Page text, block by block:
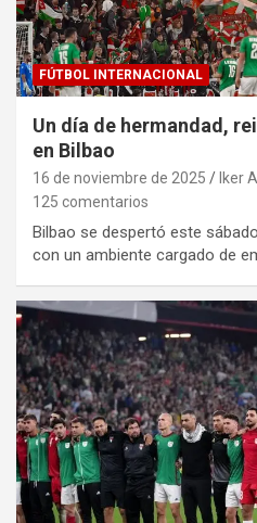
FÚTBOL INTERNACIONAL
Un día de hermandad,
en Bilbao
16 de noviembre de 2025
Iker
125 comentarios
Bilbao se despertó este
con un ambiente cargado de